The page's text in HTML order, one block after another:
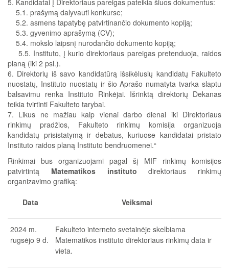
5. Kandidatai į Direktoriaus pareigas pateikia šiuos dokumentus:
5.1. prašymą dalyvauti konkurse;
5.2. asmens tapatybę patvirtinančio dokumento kopiją;
5.3. gyvenimo aprašymą (CV);
5.4. mokslo laipsnį nurodančio dokumento kopiją;
5.5. Instituto, į kurio direktoriaus pareigas pretenduoja, raidos
planą (iki 2 psl.).
6. Direktorių iš savo kandidatūrą išsikėlusių kandidatų Fakulteto
nuostatų, Instituto nuostatų ir šio Aprašo numatyta tvarka slaptu
balsavimu renka Instituto Rinkėjai. Išrinktą direktorių Dekanas
teikia tvirtinti Fakulteto tarybai.
7. Likus ne mažiau kaip vienai darbo dienai iki Direktoriaus
rinkimų pradžios, Fakulteto rinkimų komisija organizuoja
kandidatų prisistatymą ir debatus, kuriuose kandidatai pristato
Instituto raidos planą Instituto bendruomenei.“
Rinkimai bus organizuojami pagal šį MIF rinkimų komisijos
patvirtintą Matematikos instituto direktoriaus rinkimų
organizavimo grafiką:
Data Veiksmai
2024 m.
rugsėjo 9 d.
Fakulteto interneto svetainėje skelbiama
Matematikos instituto direktoriaus rinkimų data ir
vieta.